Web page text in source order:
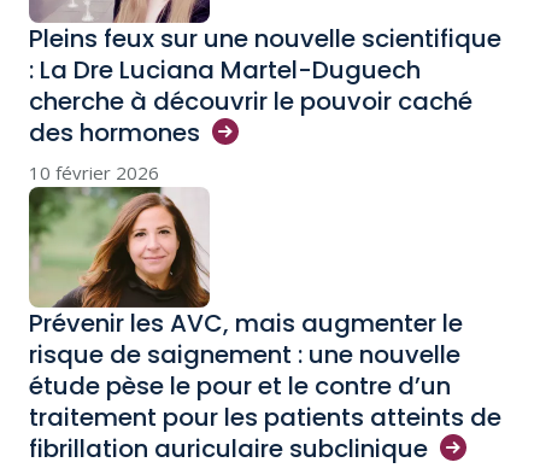
Pleins feux sur une nouvelle scientifique
: La Dre Luciana Martel-Duguech
cherche à découvrir le pouvoir caché
des hormones
10 février 2026
Prévenir les AVC, mais augmenter le
risque de saignement : une nouvelle
étude pèse le pour et le contre d’un
traitement pour les patients atteints de
fibrillation auriculaire subclinique